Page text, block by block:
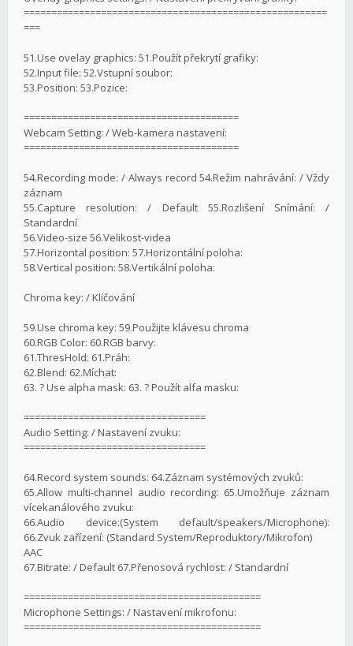
=======================================================
===
51.Use ovelay graphics: 51.Použít překrytí grafiky:
52.Input file: 52.Vstupní soubor:
53.Position: 53.Pozice:
=======================================
Webcam Setting: / Web-kamera nastavení:
=======================================
54.Recording mode: / Always record 54.Režim nahrávání: / Vždy
záznam
55.Capture resolution: / Default 55.Rozlišení Snímání: /
Standardní
56.Video-size 56.Velikost-videa
57.Horizontal position: 57.Horizontální poloha:
58.Vertical position: 58.Vertikální poloha:
Chroma key: / Klíčování
59.Use chroma key: 59.Použijte klávesu chroma
60.RGB Color: 60.RGB barvy:
61.ThresHold: 61.Práh:
62.Blend: 62.Míchat:
63. ? Use alpha mask: 63. ? Použít alfa masku:
=================================
Audio Setting: / Nastavení zvuku:
=================================
64.Record system sounds: 64.Záznam systémových zvuků:
65.Allow multi-channel audio recording: 65.Umožňuje záznam
vícekanálového zvuku:
66.Audio device:(System default/speakers/Microphone):
66.Zvuk zařízení: (Standard System/Reproduktory/Mikrofon)
AAC
67.Bitrate: / Default 67.Přenosová rychlost: / Standardní
===========================================
Microphone Settings: / Nastavení mikrofonu:
===========================================